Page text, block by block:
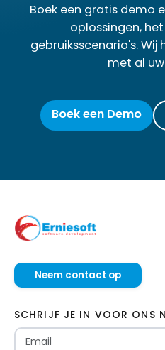
Boek een gratis demo
oplossingen,
gebruiksscenario's.
met al
Boek een Demo
Neem contact op
SCHRIJF JE IN VOOR ONS